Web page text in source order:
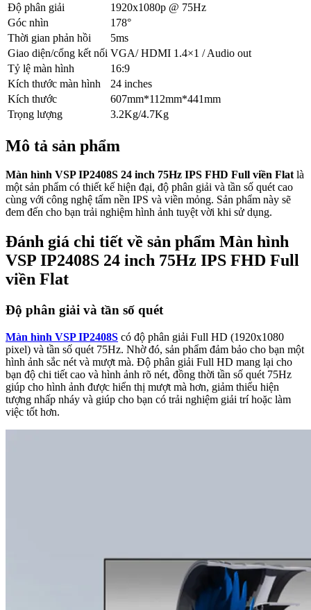
Độ phân giải
1920x1080p @ 75Hz
Góc nhìn
178°
Thời gian phản hồi
5ms
Giao diện/cổng kết nối VGA/ HDMI 1.4×1 / Audio out
Tỷ lệ màn hình
16:9
Kích thước màn hình
24 inches
Kích thước
607mm*112mm*441mm
Trọng lượng
3.2Kg/4.7Kg
Mô tả sản phẩm
Màn hình VSP IP2408S 24 inch 75Hz IPS FHD Full viền Flatlà
một sản phẩm có thiết kế hiện đại, độ phân giải và tần số quét cao
cùng với công nghệ tấm nền IPS và viền mỏng. Sản phẩm này sẽ
đem đến cho bạn trải nghiệm hình ảnh tuyệt vời khi sử dụng.
Đánh giá chi tiết về sản phẩm Màn hình
VSP IP2408S 24 inch 75Hz IPS FHD Full
viền Flat
Độ phân giải và tần số quét
Màn hình VSP IP2408S có độ phân giải Full HD (1920x1080
pixel) và tần số quét 75Hz. Nhờ đó, sản phẩm đảm bảo cho bạn một
hình ảnh sắc nét và mượt mà. Độ phân giải Full HD mang lại cho
bạn độ chi tiết cao và hình ảnh rõ nét, đồng thời tần số quét 75Hz
giúp cho hình ảnh được hiển thị mượt mà hơn, giảm thiểu hiện
tượng nhấp nháy và giúp cho bạn có trải nghiệm giải trí hoặc làm
việc tốt hơn.